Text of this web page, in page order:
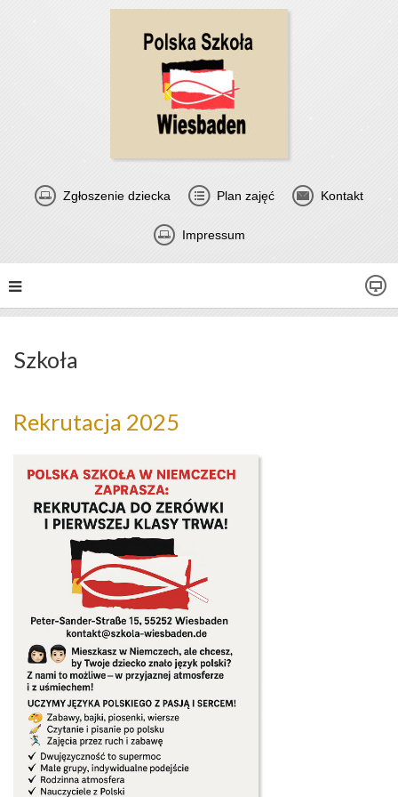
Zgłoszenie dziecka Plan zajęć Kontakt
Impressum
Szkoła
Rekrutacja 2025